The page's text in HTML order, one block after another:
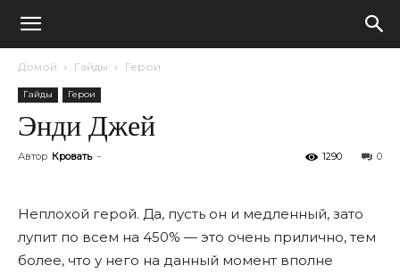
Домой Гайды Герои
Гайды Герои
Энди Джей
Автор Кровать - 0
1290
Неплохой герой. Да, пусть он и медленный, зато
лупит по всем на 450% — это очень прилично, тем
более, что у него на данный момент вполне